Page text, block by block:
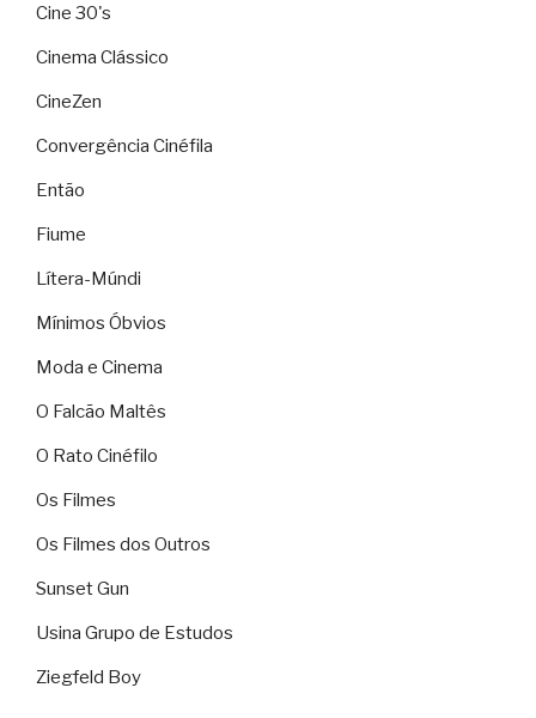
Cine 30's
Cinema Clássico
CineZen
Convergência Cinéfila
Então
Fiume
Lítera-Múndi
Mínimos Óbvios
Moda e Cinema
O Falcão Maltês
O Rato Cinéfilo
Os Filmes
Os Filmes dos Outros
Sunset Gun
Usina Grupo de Estudos
Ziegfeld Boy